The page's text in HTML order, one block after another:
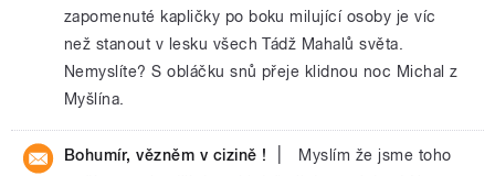
zapomenuté kapličky po boku milující osoby je víc
než stanout v lesku všech Tádž Mahalů světa.
Nemyslíte? S obláčku snů přeje klidnou noc Michal z
Myšlína.
Bohumír, vězněm v cizině !
Myslím že jsme toho